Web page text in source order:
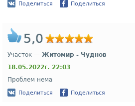
Поделиться Поделиться
5,0
Участок — Житомир - Чуднов
18.05.2022г. 22:03
Проблем нема
Поделиться Поделиться